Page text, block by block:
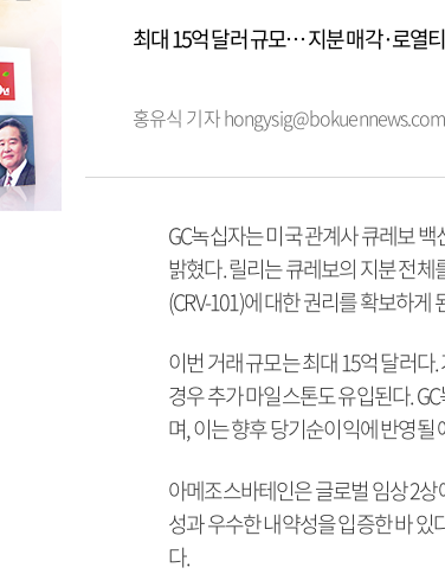
최대 15억 달러 규모… 지분 매각·로열
홍유식 기자hongysig@bokuennews.com
GC녹십자는 미국 관계사 큐레보
밝혔다. 릴리는 큐레보의 지분 전
(CRV-101)에 대한 권리를 확보하게
이번 거래 규모는 최대 15억 달러
경우 추가 마일스톤도 유입된다.
며, 이는 향후 당기순이익에 반영될
아메조스바테인은 글로벌 임상 2
성과 우수한 내약성을 입증한 바
다.